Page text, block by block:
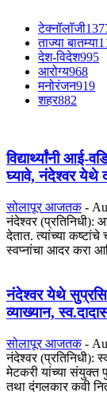
टेक्नॉलॉजी
ताज्या बातम्या
देश-विदेश995
आरोग्य968
मनोरंजन919
शहर882
विद्यार्थ्यांनी आई-
घ्यावे, नंदेश्वर येथे
सोलापूर आजतक -
नंदेश्वर (प्रतिनिधी):
देतात. त्यांच्या कष्टांचे
स्वप्नांचा आदर करा
नंदेश्वर येथे
व्याख्यान,
सोलापूर आजतक -
नंदेश्वर (प्रतिनिधी):
मेटकरी यांच्या संयुक्त
तथा दंगलकार कवी